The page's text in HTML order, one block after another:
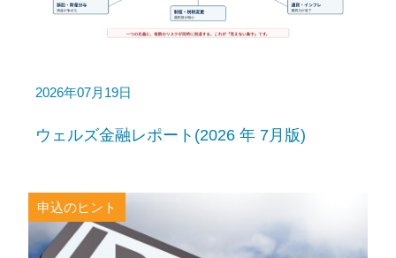
2026年07月19日
ウェルズ金融レポート(2026 年 7月版)
申込のヒント